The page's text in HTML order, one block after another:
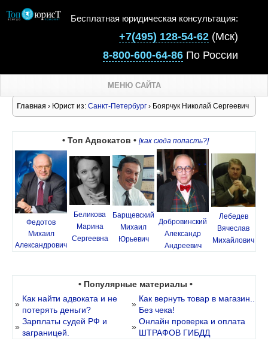
Бесплатная юридическая консультация:
+7(495) 128-54-62 (Мск)
8-800-600-64-86 По России
МЕНЮ САЙТА
Главная › Юрист из: Санкт-Петербург › Боярчук Николай Сергеевич
• Топ Адвокатов • [как сюда попасть?]
Федотов
Михаил
Александрович
Беликова
Марина
Сергеевна
Барщевский
Михаил
Юрьевич
Добровинский
Александр
Андреевич
Лебедев
Вячеслав
Михайлович
• Популярные материалы •
»
Как найти адвоката и не
потерять деньги?
»
Как вернуть товар в магазин..
Без чека!
»
Зарплаты судей РФ и
заграницей.
»
Онлайн проверка и оплата
ШТРАФОВ ГИБДД